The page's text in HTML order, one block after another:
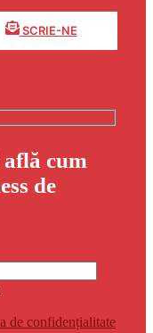
SCRIE-NE
cum
de
de confidențialitate